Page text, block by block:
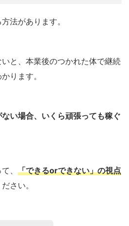
法があります。
と、本業後のつかれた体で継続
ります。
い場合、いくら頑張っても稼ぐ
、 「できるorできない」の視点
さい。